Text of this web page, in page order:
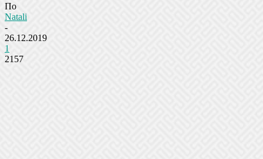
По
Natali
-
26.12.2019
1
2157